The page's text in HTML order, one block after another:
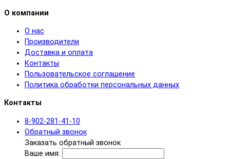
О компании
О нас
Производители
Доставка и оплата
Контакты
Пользовательское соглашение
Политика обработки персональных данных
Контакты
8-902-281-41-10
Обратный звонок
Заказать обратный звонок
Ваше имя: